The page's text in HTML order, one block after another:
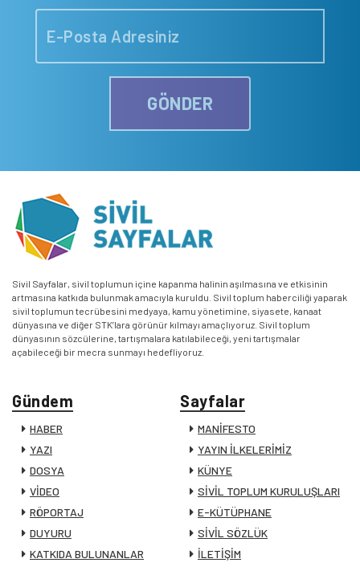
GÖNDER
Sivil Sayfalar, sivil toplumun içine kapanma halinin aşılmasına ve etkisinin
artmasına katkıda bulunmak amacıyla kuruldu. Sivil toplum haberciliği yaparak
sivil toplumun tecrübesini medyaya, kamu yönetimine, siyasete, kanaat
dünyasına ve diğer STK’lara görünür kılmayı amaçlıyoruz. Sivil toplum
dünyasının sözcülerine, tartışmalara katılabileceği, yeni tartışmalar
açabileceği bir mecra sunmayı hedefliyoruz.
Gündem
HABER
YAZI
DOSYA
VİDEO
RÖPORTAJ
DUYURU
KATKIDA BULUNANLAR
Sayfalar
MANİFESTO
YAYIN İLKELERİMİZ
KÜNYE
SİVİL TOPLUM KURULUŞLARI
E-KÜTÜPHANE
SİVİL SÖZLÜK
İLETİŞİM